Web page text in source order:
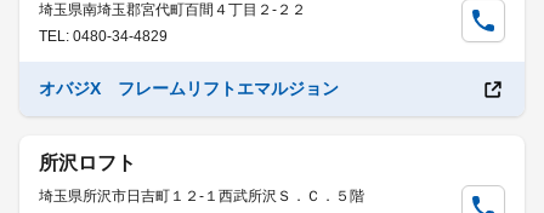
埼玉県南埼玉郡宮代町百間４丁目２-２２
TEL: 0480-34-4829
オバジX フレームリフトエマルジョン
所沢ロフト
埼玉県所沢市日吉町１２-１西武所沢Ｓ．Ｃ．５階